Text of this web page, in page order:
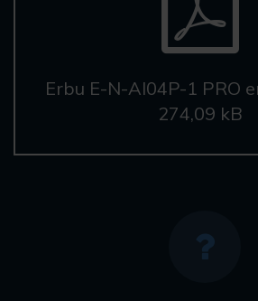
Erbu E-N-AI04P-1 PRO
274,09 kB